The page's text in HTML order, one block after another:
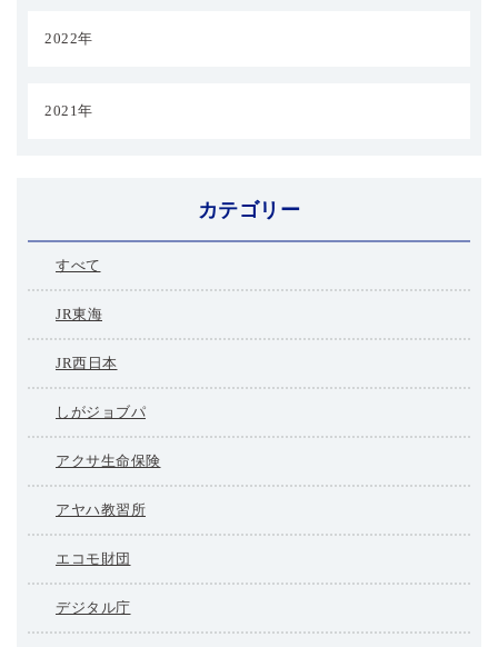
2022年
2021年
カテゴリー
すべて
JR東海
JR西日本
しがジョブパ
アクサ生命保険
アヤハ教習所
エコモ財団
デジタル庁